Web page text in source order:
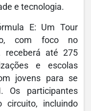
e tecnologia.
E: Um Tour
com foco no
receberá até 275
e escolas
jovens para se
Os participantes
circuito, incluindo